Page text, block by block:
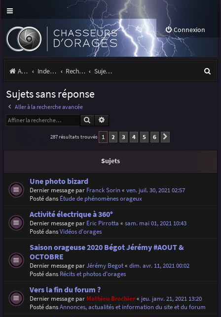
Connexion
Accueil Index du forum Rechercher Sujets sans réponse
h
Sujets sans réponse
Aller à la recherche avancée
Rechercher
287 résultats trouvés 1 2 3 4 5 6
Sujets
Une photo bizard
Dernier message par Franck Sorin« ven. juil. 30, 2021 02:57
Posté dans Étude de phénomènes orageux
Activité électrique à 360°
Dernier message par Eric Pirrotta « sam. mai 01, 2021 10:43
Posté dansVidéos d'orages
Saison orageuse 2020 Bégot Jérémy #AOUT &
OCTOBRE
Dernier message parJérémy Begot« dim. avr. 11, 2021 00:02
Posté dans Récits et photos d'orages
Vers la fin du forum ?
Dernier message par Mathieu Brochier« jeu. janv. 21, 2021 13:20
Posté dansAnnonces, actualités et information du site et du forum